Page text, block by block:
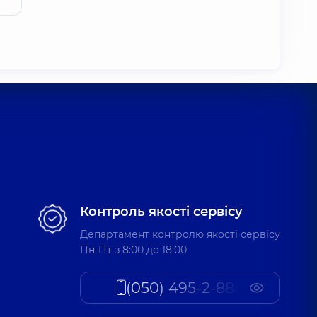
Контроль якості сервісу
Департамент контролю якості сервісу
Пн-Пт з 8:00 до 18:00
(050) 495-2-888